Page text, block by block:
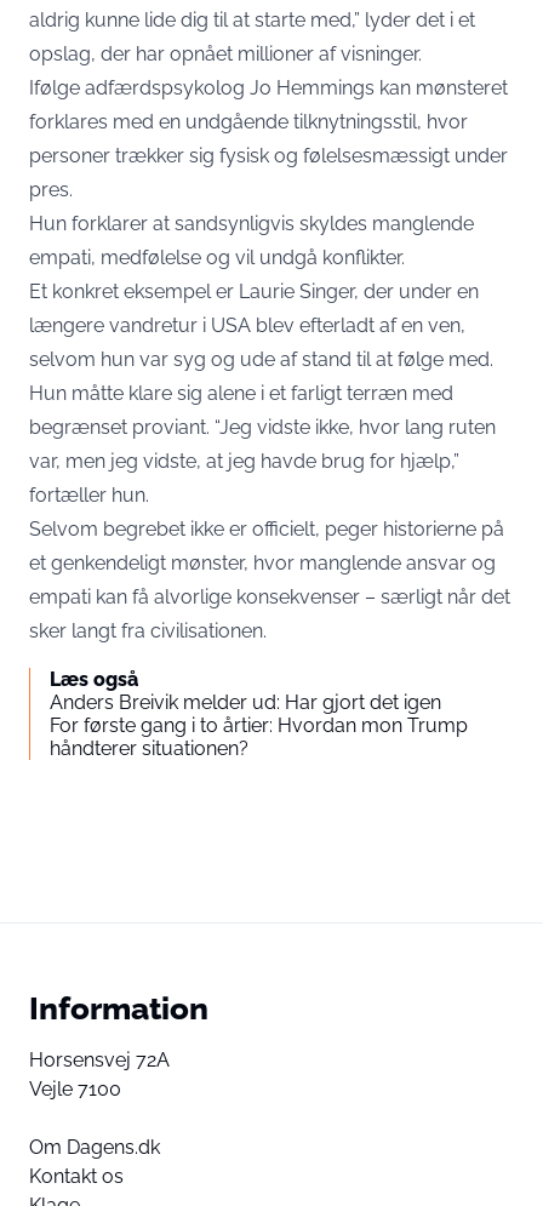
aldrig kunne lide dig til at starte med,” lyder det i et
opslag, der har opnået millioner af visninger.
Ifølge adfærdspsykolog Jo Hemmings kan mønsteret
forklares med en undgående tilknytningsstil, hvor
personer trækker sig fysisk og følelsesmæssigt under
pres.
Hun forklarer at sandsynligvis skyldes manglende
empati, medfølelse og vil undgå konflikter.
Et konkret eksempel er Laurie Singer, der under en
længere vandretur i USA blev efterladt af en ven,
selvom hun var syg og ude af stand til at følge med.
Hun måtte klare sig alene i et farligt terræn med
begrænset proviant. “Jeg vidste ikke, hvor lang ruten
var, men jeg vidste, at jeg havde brug for hjælp,”
fortæller hun.
Selvom begrebet ikke er officielt, peger historierne på
et genkendeligt mønster, hvor manglende ansvar og
empati kan få alvorlige konsekvenser – særligt når det
sker langt fra civilisationen.
Læs også
Anders Breivik melder ud: Har gjort det igen
For første gang i to årtier: Hvordan mon Trump
håndterer situationen?
Information
Horsensvej 72A
Vejle 7100
Om Dagens.dk
Kontakt os